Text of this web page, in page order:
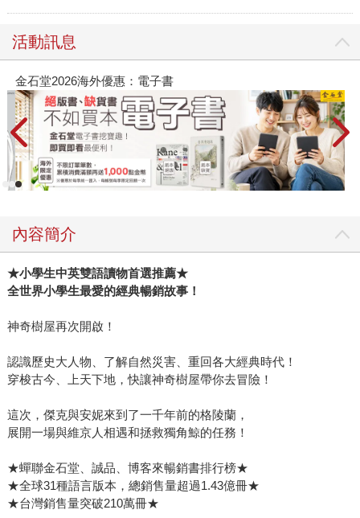
活動訊息
春光ｘ奇幻基地｜全書系展
內容簡介
★小學生中英雙語讀物首選推薦★
全世界小學生最愛的經典暢銷故事！
神奇樹屋再次開啟！
認識歷史大人物、了解自然災害、重回各大經典時代！
穿梭古今、上天下地，快讓神奇樹屋帶你去冒險！
這次，傑克與安妮來到了一千年前的格陵蘭，
展開一場與維京人相遇和拯救獨角鯨的任務！
★蟬聯金石堂、誠品、博客來暢銷書排行榜★
★全球31種語言版本，總銷售量超過1.43億冊★
★台灣銷售量突破210萬冊★